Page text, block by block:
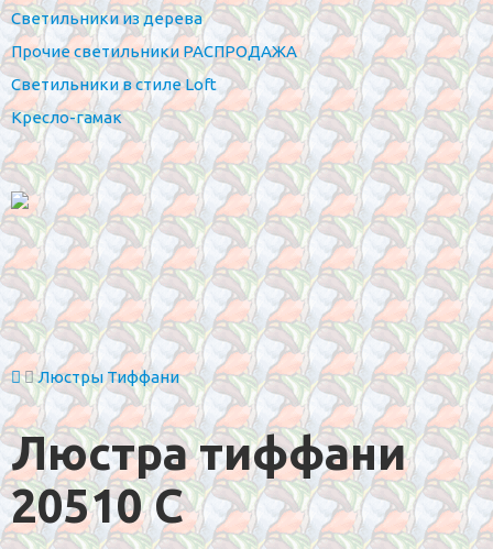
Светильники из дерева
Прочие светильники РАСПРОДАЖА
Светильники в стиле Loft
Кресло-гамак
Люстры Тиффани
Люстра тиффани
20510 С